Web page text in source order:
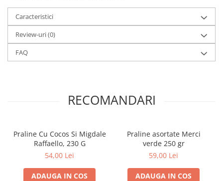
Caracteristici
Review-uri(0)
FAQ
RECOMANDARI
Praline Cu Cocos Si Migdale
Raffaello, 230 G
54,00 Lei
ADAUGA IN COS
Praline asortate Merci
verde 250 gr
59,00 Lei
ADAUGA IN COS